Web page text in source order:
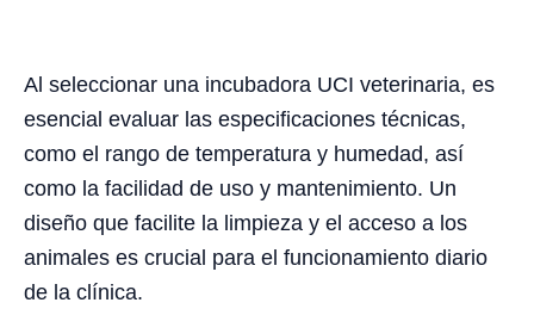
Al seleccionar una incubadora UCI veterinaria, es
esencial evaluar las especificaciones técnicas,
como el rango de temperatura y humedad, así
como la facilidad de uso y mantenimiento. Un
diseño que facilite la limpieza y el acceso a los
animales es crucial para el funcionamiento diario
de la clínica.